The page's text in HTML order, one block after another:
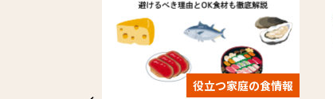
役立つ家庭の食情報